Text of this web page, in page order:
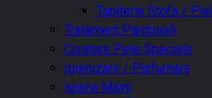
Tapiterie Stofa /
Tratament Pardoseli
Curatare Pete Speciale
Igienizare / Parfumare
Igiena Maini